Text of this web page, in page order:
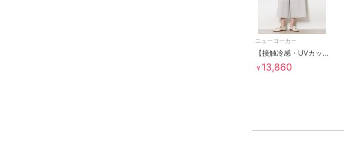
ニューヨーカー
【接触冷感・UVカット】トリアセオックス ガウチョパンツ
￥ 13,860